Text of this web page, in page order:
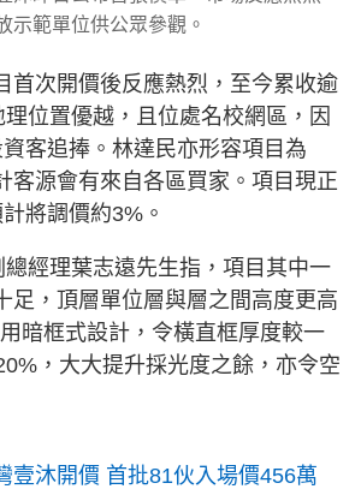
示範單位供公眾參觀。
首次開價後反應熱烈，至今累收逾
位置優越，且位處名校網區，因
客追捧。林達民亦形容項目為
客源會有來自各區買家。項目現正
將調價約3%。
經理葉志遠先生指，項目其中一
足，頂層單位層與層之間高度更高
暗框式設計，令橫直框厚度較一
，大大提升採光度之餘，亦令空
壹沐開價 首批81伙入場價456萬